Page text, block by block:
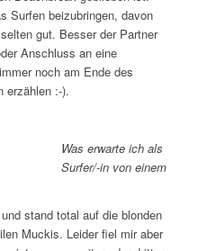
Surfen beizubringen, davon
gut. Besser der Partner
Anschluss an eine
noch am Ende des
erzählen :-).
Was erwarte ich als
Surfer/-in von einem
stand total auf die blonden
Muckis. Leider fiel mir aber